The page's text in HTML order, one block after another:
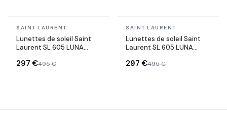
En stock
SAINT LAURENT
Lunettes de soleil Saint
Laurent SL 605 LUNA
297 €495 €
En stock
SAINT LAURENT
Lunettes de soleil Saint
Laurent SL 605 LUNA
297 €495 €